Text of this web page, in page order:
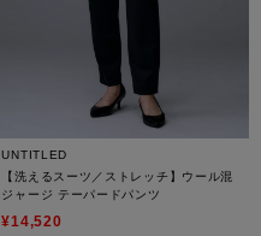
UNTITLED
【洗えるスーツ／ストレッチ】ウール混
ジャージ テーパードパンツ
¥14,520